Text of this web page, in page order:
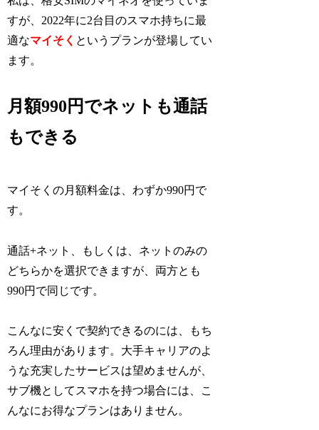
すが、2022年に2台目のスマホ持ちに最
適なマイそく というプランが登場してい
ます。
月額990円でネットも通話
もできる
マイそくの月額料金は、わずか990円で
す。
通話+ネット、もしくは、ネットのみの
どちらかを選択できますが、両方とも
990円で同じです。
こんなに安くで契約できるのには、もち
ろん理由があります。大手キャリアのよ
うな充実したサービスは望めませんが、
サブ機としてスマホを持つ場合には、こ
んなにお得なプランはありません。